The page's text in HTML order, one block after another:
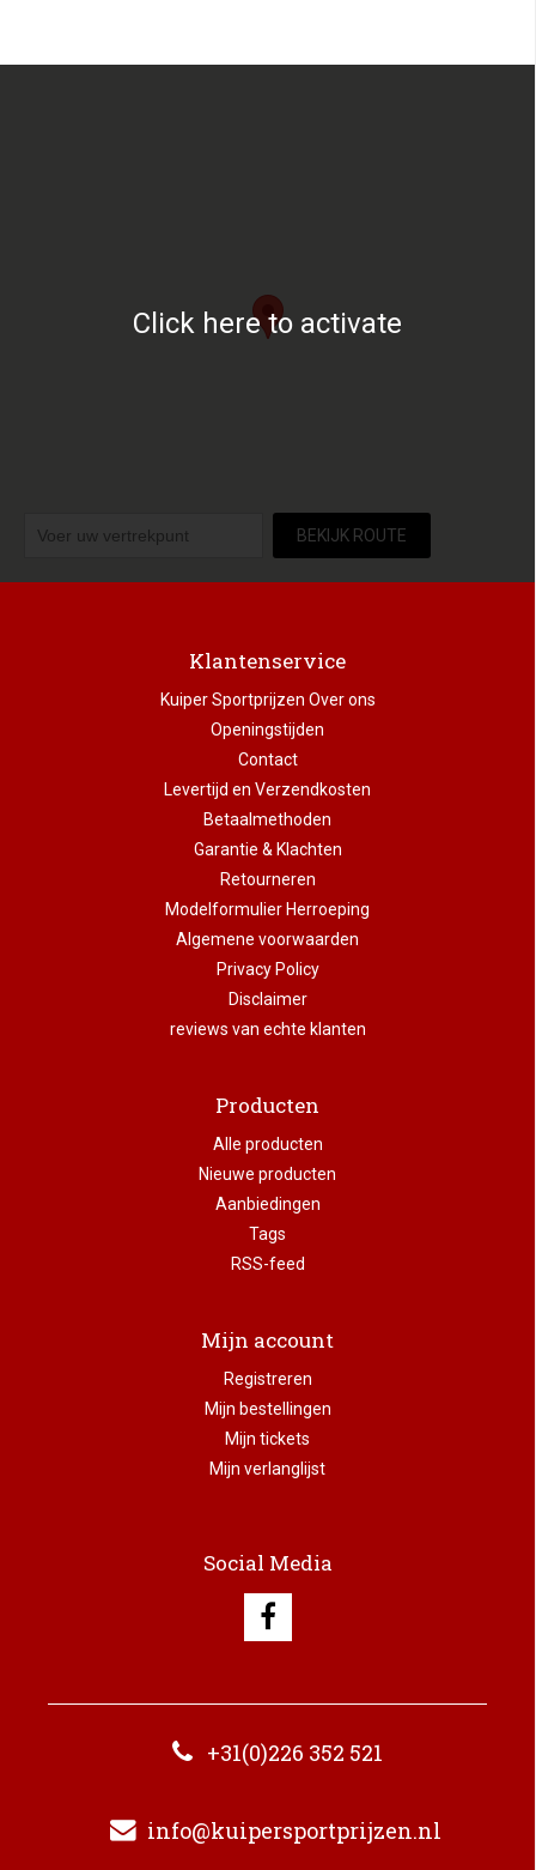
Click here to activate
BEKIJK ROUTE
Klantenservice
Kuiper Sportprijzen Over ons
Openingstijden
Contact
Levertijd en Verzendkosten
Betaalmethoden
Garantie & Klachten
Retourneren
Modelformulier Herroeping
Algemene voorwaarden
Privacy Policy
Disclaimer
reviews van echte klanten
Producten
Alle producten
Nieuwe producten
Aanbiedingen
Tags
RSS-feed
Mijn account
Registreren
Mijn bestellingen
Mijn tickets
Mijn verlanglijst
Social Media
+31(0)226 352 521
info@kuipersportprijzen.nl